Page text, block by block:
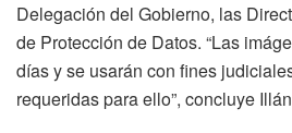
Delegación del Gobierno, las
de Protección de Datos. “Las
días y se usarán con fines
requeridas para ello”, concluye